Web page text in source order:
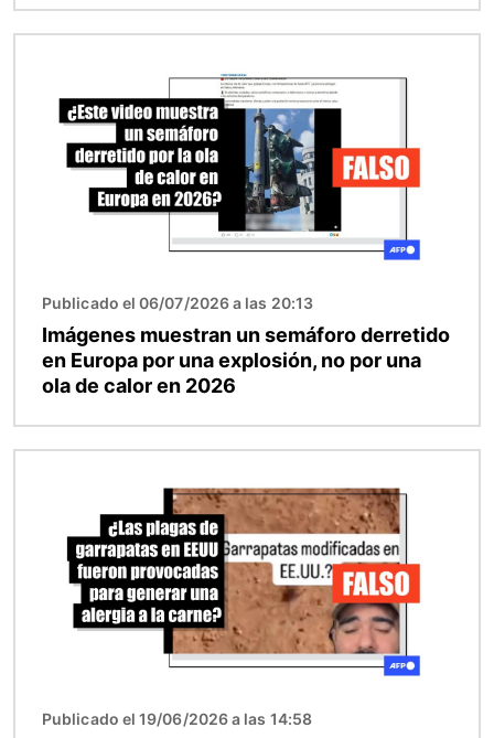
Publicado el 06/07/2026 a las 20:13
Imágenes muestran un semáforo derretido
en Europa por una explosión, no por una
ola de calor en 2026
Publicado el 19/06/2026 a las 14:58